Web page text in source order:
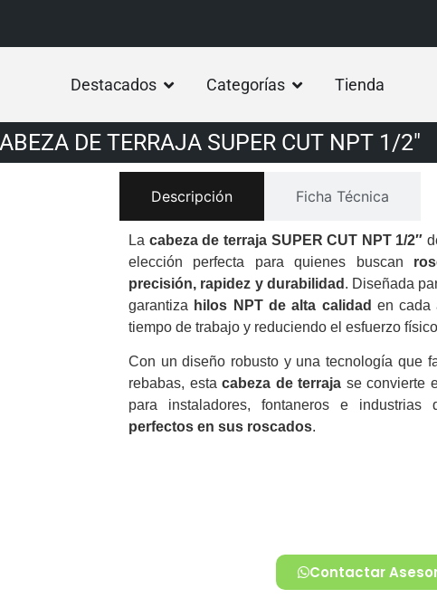
Destacados Categorías Tienda
DE TERRAJA SUPER CUT NPT 1/2″
Descripción Ficha Técnica
La cabeza de terraja SUPER CUT NPT 1/2″
elección perfecta para quienes buscan
precisión, rapidez y durabilidad . Diseñada
garantiza hilos NPT de alta calidad en cada
tiempo de trabajo y reduciendo el esfuerzo
Con un diseño robusto y una tecnología que
rebabas, esta cabeza de terraja se convierte
para instaladores, fontaneros e industrias
perfectos en sus roscados.
Contactar